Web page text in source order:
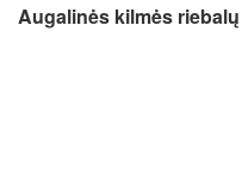
Augalinės kilmės